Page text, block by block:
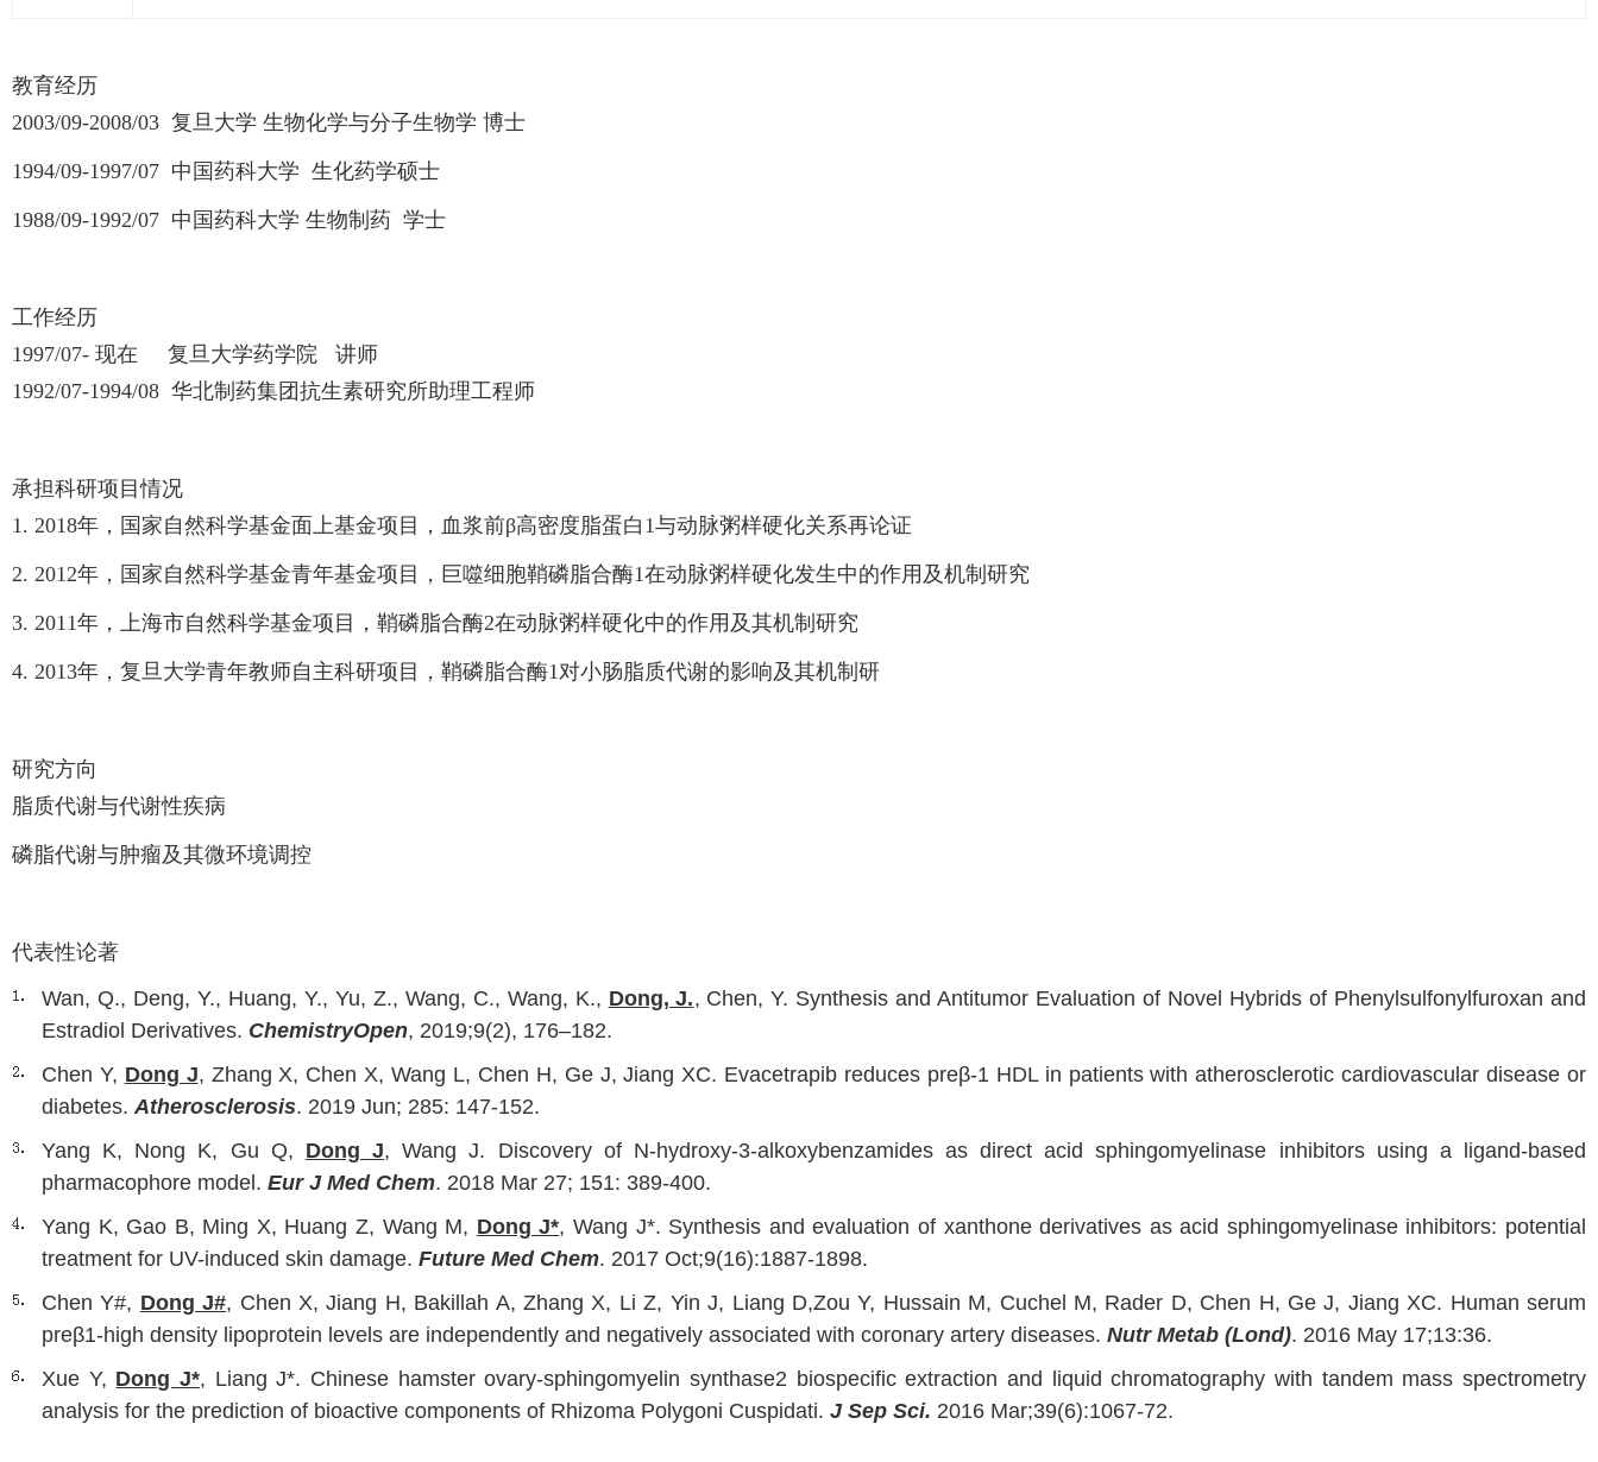
教育经历
2003/09-2008/03 复旦大学 生物化学与分子生物学 博士
1994/09-1997/07 中国药科大学 生化药学硕士
1988/09-1992/07 中国药科大学 生物制药 学士
工作经历
1997/07- 现在 复旦大学药学院 讲师
1992/07-1994/08 华北制药集团抗生素研究所助理工程师
承担科研项目情况
1. 2018年，国家自然科学基金面上基金项目，血浆前β高密度脂蛋白1与动脉粥样硬化关系再论证
2. 2012年，国家自然科学基金青年基金项目，巨噬细胞鞘磷脂合酶1在动脉粥样硬化发生中的作用及机制研究
3. 2011年，上海市自然科学基金项目，鞘磷脂合酶2在动脉粥样硬化中的作用及其机制研究
4. 2013年，复旦大学青年教师自主科研项目，鞘磷脂合酶1对小肠脂质代谢的影响及其机制研
研究方向
脂质代谢与代谢性疾病
磷脂代谢与肿瘤及其微环境调控
代表性论著
Wan, Q., Deng, Y., Huang, Y., Yu, Z., Wang, C., Wang, K., Dong, J., Chen, Y. Synthesis and Antitumor Evaluation of Novel Hybrids of Phenylsulfonylfuroxan and
Estradiol Derivatives. ChemistryOpen, 2019;9(2), 176–182.
Chen Y, Dong J, Zhang X, Chen X, Wang L, Chen H, Ge J, Jiang XC. Evacetrapib reduces preβ-1 HDL in patients with atherosclerotic cardiovascular disease or
diabetes.Atherosclerosis. 2019 Jun; 285: 147-152.
Yang K, Nong K, Gu Q, Dong J, Wang J. Discovery of N-hydroxy-3-alkoxybenzamides as direct acid sphingomyelinase inhibitors using a ligand-based
pharmacophore model. Eur J Med Chem. 2018 Mar 27; 151: 389-400.
Yang K, Gao B, Ming X, Huang Z, Wang M, Dong J*, Wang J*. Synthesis and evaluation of xanthone derivatives as acid sphingomyelinase inhibitors: potential
treatment for UV-induced skin damage. Future Med Chem. 2017 Oct;9(16):1887-1898.
Chen Y#, Dong J#, Chen X, Jiang H, Bakillah A, Zhang X, Li Z, Yin J, Liang D,Zou Y, Hussain M, Cuchel M, Rader D, Chen H, Ge J, Jiang XC. Human serum
preβ1-high density lipoprotein levels are independently and negatively associated with coronary artery diseases. Nutr Metab (Lond). 2016 May 17;13:36.
Xue Y, Dong J*, Liang J*. Chinese hamster ovary-sphingomyelin synthase2 biospecific extraction and liquid chromatography with tandem mass spectrometry
analysis for the prediction of bioactive components of Rhizoma Polygoni Cuspidati. J Sep Sci. 2016 Mar;39(6):1067-72.